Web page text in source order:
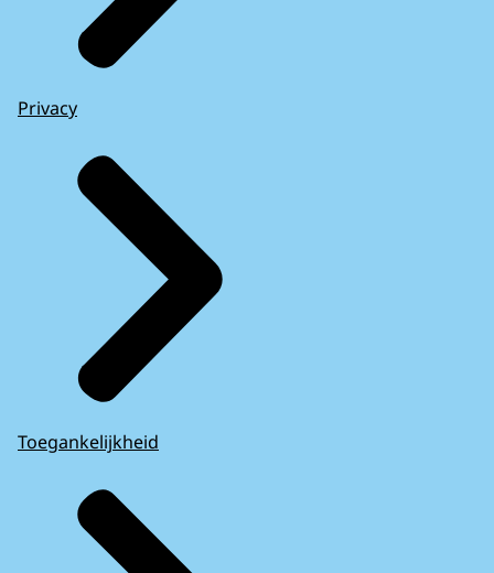
Privacy
Toegankelijkheid